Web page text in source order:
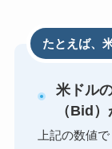
たとえば、
米ドル
（Bid
上記の数値